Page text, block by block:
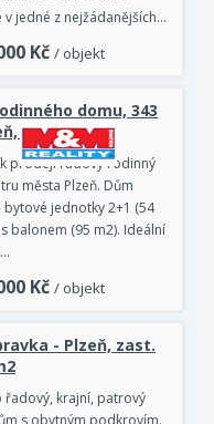
v jedné z nejžádanějších…
Kč / objekt
domu, 343
ul. Kotkova
prodeji řadový rodinný
města Plzeň. Dům
bytové jednotky 2+1 (54
balonem (95 m2). Ideální
Kč / objekt
- Plzeň, zast.
řadový, krajní, patrový
s obytným podkrovím.